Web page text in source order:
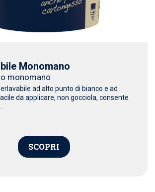
Monomano
monomano
ad alto punto di bianco e ad
da applicare, non gocciola, consente
SCOPRI